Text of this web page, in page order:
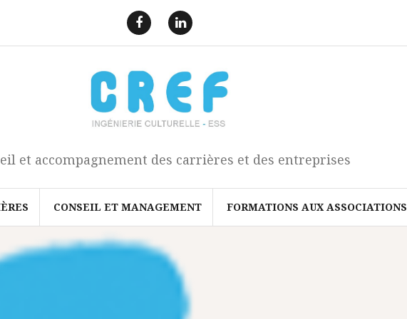
a
c
b
o
k
i
k
e
d
I
n
et accompagnement des carrières et des entreprises
CONSEIL ET MANAGEMENT FORMATIONS AUX ASSOCIATIONS